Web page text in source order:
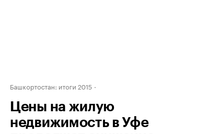
Башкортостан: итоги 2015
Цены на жилую
недвижимость в Уфе